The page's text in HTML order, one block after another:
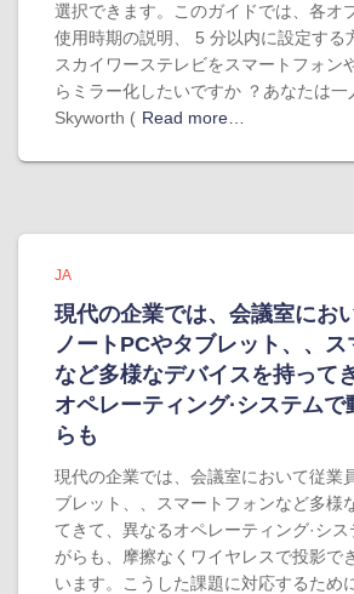
選択できます。このガイドでは、各オ
使用時期の説明、 5 分以内に設定する
スカイワーステレビをスマートフォン
らミラー化したいですか ？あなたは一
Skyworth ( Read more…
JA
現代の企業では、会議室にお
ノートPCやタブレット、、
など多様なデバイスを持って
オペレーティング·システム
らも
現代の企業では、会議室において従業
ブレット、、スマートフォンなど多様
てきて、異なるオペレーティング·シ
がらも、摩擦なくワイヤレスで投影で
います。こうした課題に対応するため